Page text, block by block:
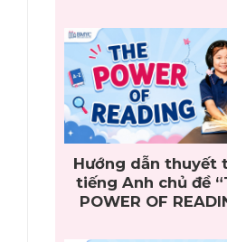
Hướng dẫn thuyết
tiếng Anh chủ đề
POWER OF